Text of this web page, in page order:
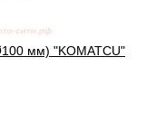
мм) "KOMATCU"